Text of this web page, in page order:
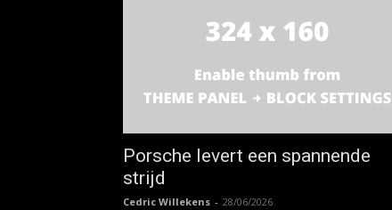
Porsche levert een spannende
strijd
Cedric Willekens - 28/06/2026